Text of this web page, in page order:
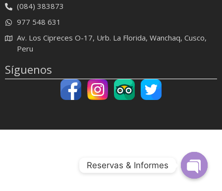
(084) 383873
977 548 631
Av. Los Cipreces O-17, Urb. La Florida, Wanchaq, Cusco,
Peru
Síguenos
Reservas & Informes